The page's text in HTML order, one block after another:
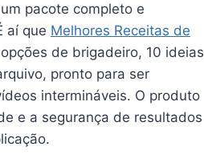
pacote completo e
aí que Melhores Receitas de
de brigadeiro, 10 ideias
pronto para ser
intermináveis. O produto
e a segurança de resultados